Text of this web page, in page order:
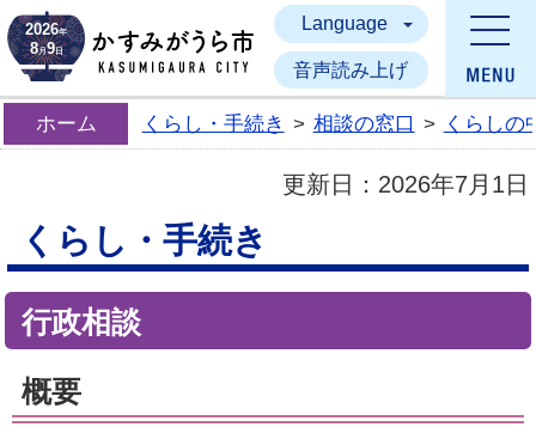
かすみがうら市
2026年
8月9日
Language
音声読み上げ
ホーム くらし・手続き > 相談の窓口 > くらしの
更新日： 2026年7月1日
くらし・手続き
行政相談
概要